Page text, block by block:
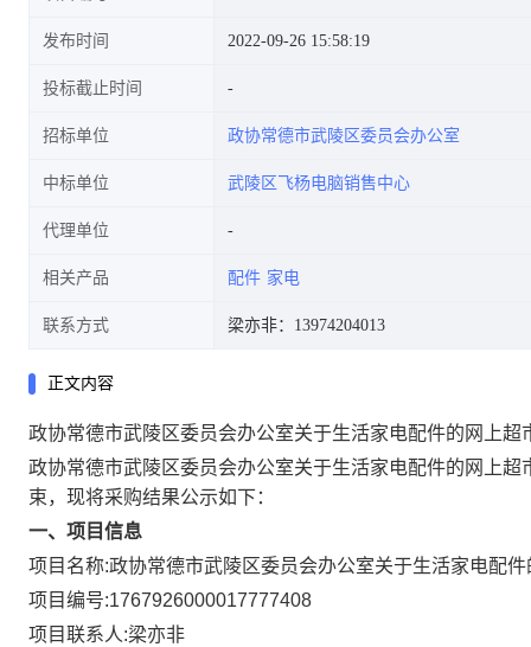
发布时间 2022-09-26 15:58:19
投标截止时间
招标单位 政协常德市武陵区委员会办公室
中标单位 武陵区飞杨电脑销售中心
代理单位
相关产品 配件 家电
联系方式 梁亦非：13974204013
正文内容
政协常德市武陵区委员会办公室关于生活家电配件的网上超
政协常德市武陵区委员会办公室关于生活家电配件的网上超
束，现将采购结果公示如下：
一、项目信息
项目名称:政协常德市武陵区委员会办公室关于生活家电配
项目编号:1767926000017777408
项目联系人:梁亦非